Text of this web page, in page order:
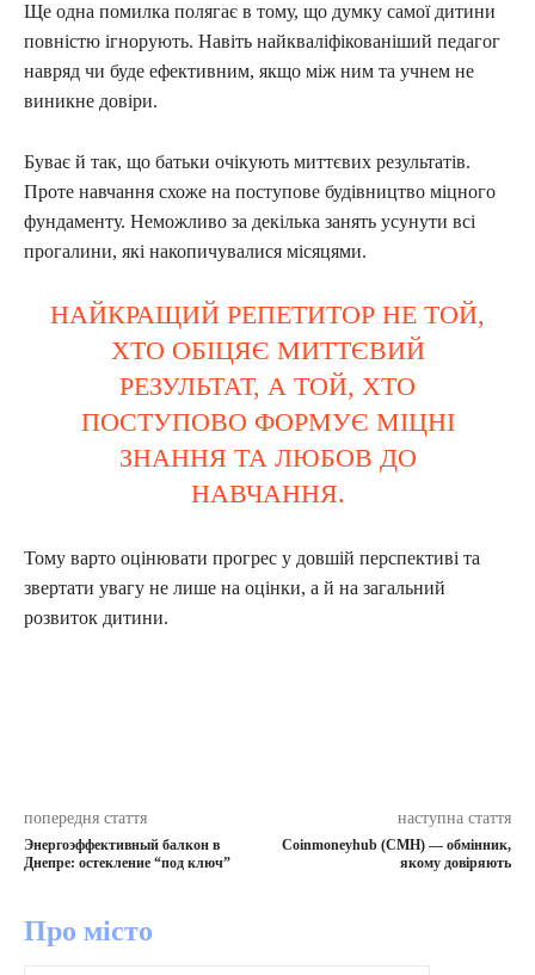
Ще одна помилка полягає в тому, що думку самої дитини
повністю ігнорують. Навіть найкваліфікованіший педагог
навряд чи буде ефективним, якщо між ним та учнем не
виникне довіри.
Буває й так, що батьки очікують миттєвих результатів.
Проте навчання схоже на поступове будівництво міцного
фундаменту. Неможливо за декілька занять усунути всі
прогалини, які накопичувалися місяцями.
НАЙКРАЩИЙ РЕПЕТИТОР НЕ ТОЙ,
ХТО ОБІЦЯЄ МИТТЄВИЙ
РЕЗУЛЬТАТ, А ТОЙ, ХТО
ПОСТУПОВО ФОРМУЄ МІЦНІ
ЗНАННЯ ТА ЛЮБОВ ДО
НАВЧАННЯ.
Тому варто оцінювати прогрес у довшій перспективі та
звертати увагу не лише на оцінки, а й на загальний
розвиток дитини.
попередня стаття
Энергоэффективный балкон в
Днепре: остекление “под ключ”
наступна стаття
Coinmoneyhub (CMH) — обмінник,
якому довіряють
Про місто